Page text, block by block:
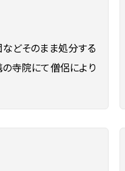
どそのまま処分する
寺院にて僧侶により